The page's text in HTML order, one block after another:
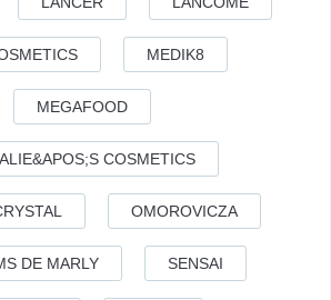
MEDIK8
MEGAFOOD
COSMETICS
OMOROVICZA
DE MARLY SENSAI